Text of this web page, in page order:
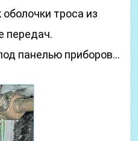
троса из
передач.
панелью приборов…